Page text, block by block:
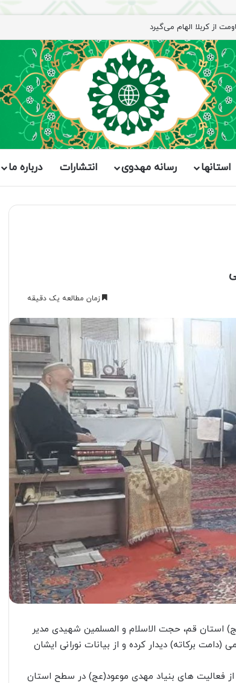
از کربلا الهام می‌گیرد
استانها رسانه مهدوی انتشارات درباره ما
زمان مطالعه یک دقیقه
استان قم، حجت الاسلام و المسلمین شهیدی مدیر
آیت الله گرامی قمی (دامت برکاته) دیدار کرده و از بیانات نورانی ایشان
فعالیت های بنیاد مهدی موعود(عج) در سطح استان